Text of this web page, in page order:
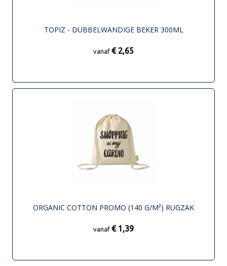
TOPIZ - DUBBELWANDIGE BEKER 300ML
vanaf € 2,65
ORGANIC COTTON PROMO (140 G/M²) RUGZAK
vanaf € 1,39